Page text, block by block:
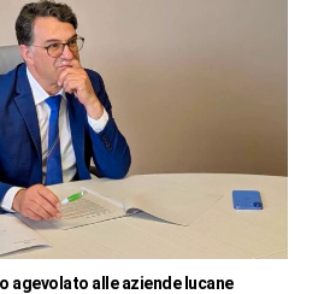
agevolato alle aziende lucane